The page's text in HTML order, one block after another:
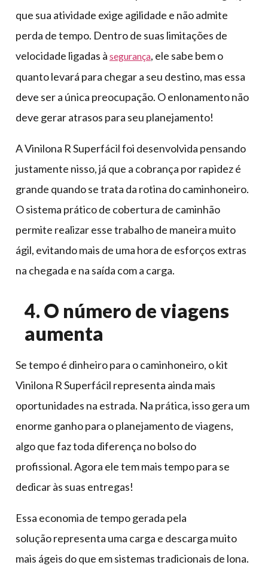
que sua atividade exige agilidade e não admite
perda de tempo. Dentro de suas limitações de
velocidade ligadas à segurança, ele sabe bem o
quanto levará para chegar a seu destino, mas essa
deve ser a única preocupação. O enlonamento não
deve gerar atrasos para seu planejamento!
A Vinilona R Superfácil foi desenvolvida pensando
justamente nisso, já que a cobrança por rapidez é
grande quando se trata da rotina do caminhoneiro.
O sistema prático de cobertura de caminhão
permite realizar esse trabalho de maneira muito
ágil, evitando mais de uma hora de esforços extras
na chegada e na saída com a carga.
4. O número de viagens
aumenta
Se tempo é dinheiro para o caminhoneiro, o kit
Vinilona R Superfácil representa ainda mais
oportunidades na estrada. Na prática, isso gera um
enorme ganho para o planejamento de viagens,
algo que faz toda diferença no bolso do
profissional. Agora ele tem mais tempo para se
dedicar às suas entregas!
Essa economia de tempo gerada pela
solução representa uma carga e descarga muito
mais ágeis do que em sistemas tradicionais de lona.